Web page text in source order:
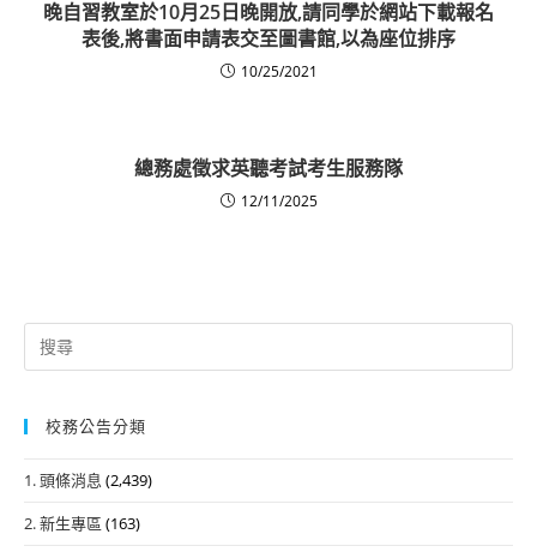
晚自習教室於10月25日晚開放,請同學於網站下載報名
表後,將書面申請表交至圖書館,以為座位排序
10/25/2021
總務處徵求英聽考試考生服務隊
12/11/2025
Search
for:
校務公告分類
1. 頭條消息 (2,439)
2. 新生專區 (163)